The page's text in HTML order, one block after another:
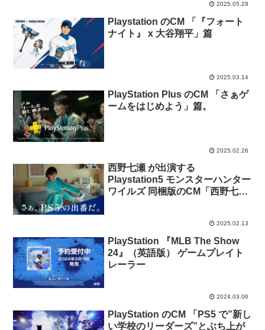
2025.05.29
Playstation のCM 「『フォート
ナイト』 x 大谷翔平」篇
2025.03.14
PlayStation Plus のCM 「さぁゲ
ームをはじめよう」篇。
2025.02.26
西野七瀬 が出演する
Playstation5 モンスターハンター
ワイルズ 同梱版のCM「西野七瀬
2025.02.13
PlayStation 『MLB The Show
24』（英語版） ゲームプレイト
レーラー
2024.03.06
PlayStation のCM 「PS5 で”新し
い学校のリーダーズ”とぶち上が